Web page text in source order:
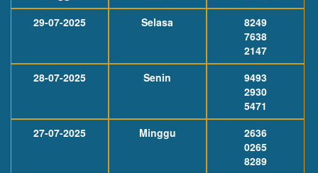
29-07-2025 Selasa
8249
7638
2147
28-07-2025
Senin
9493
2930
5471
27-07-2025
Minggu
2636
0265
8289